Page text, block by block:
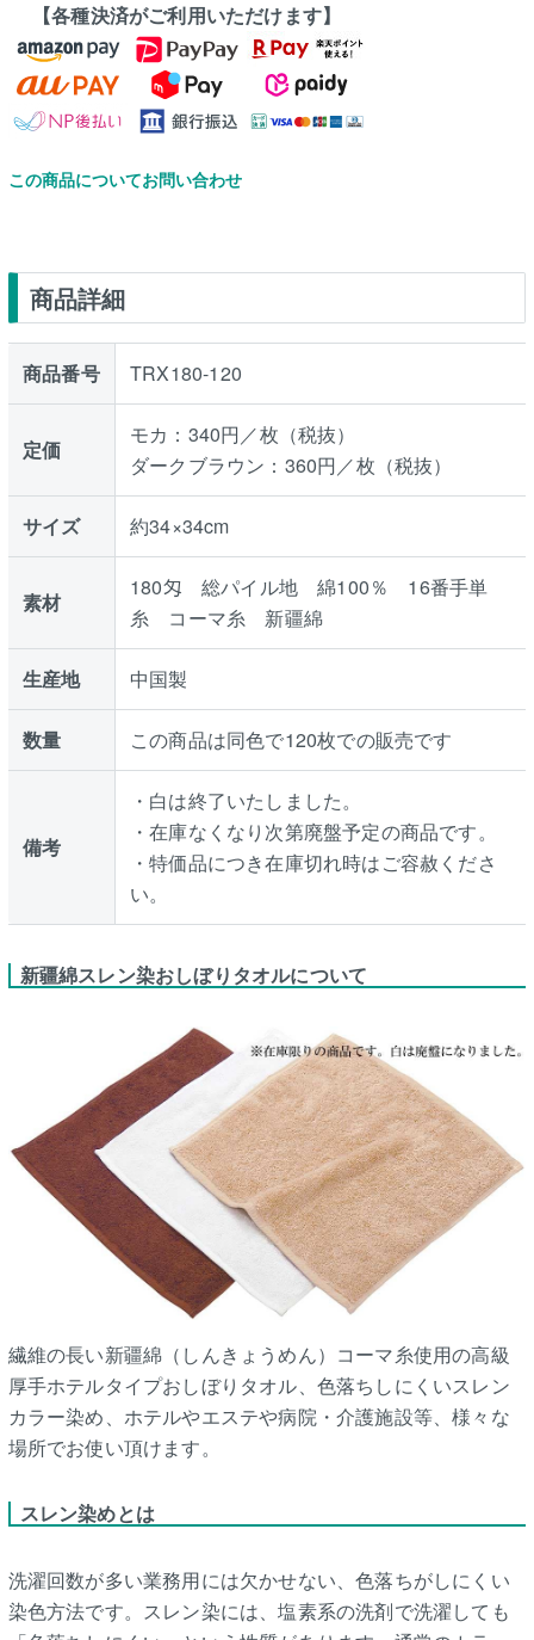
【各種決済がご利用いただけます】
この商品についてお問い合わせ
商品詳細
商品番号 TRX180-120
定価
モカ：340円／枚（税抜）
ダークブラウン：360円／枚（税抜）
サイズ 約34×34cm
素材
180匁 総パイル地 綿100％ 16番手単
糸 コーマ糸 新疆綿
生産地 中国製
数量 この商品は同色で120枚での販売です
備考
・白は終了いたしました。
・在庫なくなり次第廃盤予定の商品です。
・特価品につき在庫切れ時はご容赦くださ
い。
新疆綿スレン染おしぼりタオルについて
繊維の長い新疆綿（しんきょうめん）コーマ糸使用の高級
厚手ホテルタイプおしぼりタオル、色落ちしにくいスレン
カラー染め、ホテルやエステや病院・介護施設等、様々な
場所でお使い頂けます。
スレン染めとは
洗濯回数が多い業務用には欠かせない、色落ちがしにくい
染色方法です。スレン染には、塩素系の洗剤で洗濯しても